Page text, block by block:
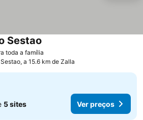
toda a família
Sestao
Sestao, a 15.6 km de Zalla
5 sites Ver preços